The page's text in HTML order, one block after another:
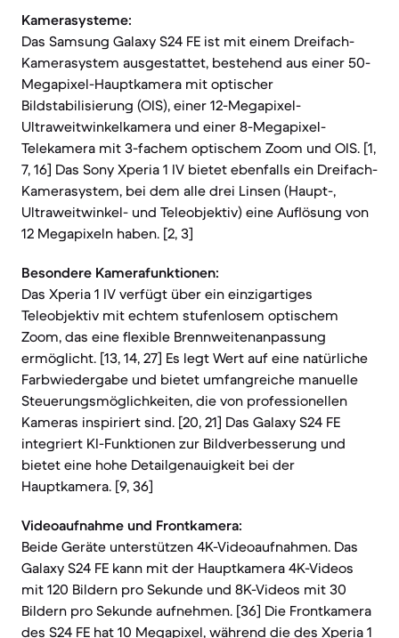
Kamerasysteme:
Das Samsung Galaxy S24 FE ist mit einem Dreifach-
Kamerasystem ausgestattet, bestehend aus einer 50-
Megapixel-Hauptkamera mit optischer
Bildstabilisierung (OIS), einer 12-Megapixel-
Ultraweitwinkelkamera und einer 8-Megapixel-
Telekamera mit 3-fachem optischem Zoom und OIS. [1,
7, 16] Das Sony Xperia 1 IV bietet ebenfalls ein Dreifach-
Kamerasystem, bei dem alle drei Linsen (Haupt-,
Ultraweitwinkel- und Teleobjektiv) eine Auflösung von
12 Megapixeln haben. [2, 3]
Besondere Kamerafunktionen:
Das Xperia 1 IV verfügt über ein einzigartiges
Teleobjektiv mit echtem stufenlosem optischem
Zoom, das eine flexible Brennweitenanpassung
ermöglicht. [13, 14, 27] Es legt Wert auf eine natürliche
Farbwiedergabe und bietet umfangreiche manuelle
Steuerungsmöglichkeiten, die von professionellen
Kameras inspiriert sind. [20, 21] Das Galaxy S24 FE
integriert KI-Funktionen zur Bildverbesserung und
bietet eine hohe Detailgenauigkeit bei der
Hauptkamera. [9, 36]
Videoaufnahme und Frontkamera:
Beide Geräte unterstützen 4K-Videoaufnahmen. Das
Galaxy S24 FE kann mit der Hauptkamera 4K-Videos
mit 120 Bildern pro Sekunde und 8K-Videos mit 30
Bildern pro Sekunde aufnehmen. [36] Die Frontkamera
des S24 FE hat 10 Megapixel, während die des Xperia 1